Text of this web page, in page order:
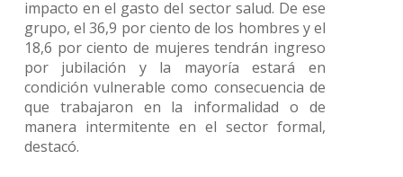
impacto en el gasto del sector salud. De ese
grupo, el 36,9 por ciento de los hombres y el
18,6 por ciento de mujeres tendrán ingreso
por jubilación y la mayoría estará en
condición vulnerable como consecuencia de
que trabajaron en la informalidad o de
manera intermitente en el sector formal,
destacó.